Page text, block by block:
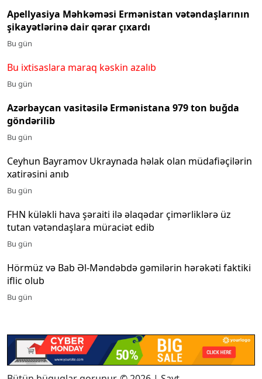
Apellyasiya Məhkəməsi Ermənistan vətəndaşlarının
şikayətlərinə dair qərar çıxardı
Bu gün
Bu ixtisaslara maraq kəskin azalıb
Bu gün
Azərbaycan vasitəsilə Ermənistana 979 ton buğda
göndərilib
Bu gün
Ceyhun Bayramov Ukraynada həlak olan müdafiəçilərin
xatirəsini anıb
Bu gün
FHN küləkli hava şəraiti ilə əlaqədar çimərliklərə üz
tutan vətəndaşlara müraciət edib
Bu gün
Hörmüz və Bab Əl-Məndəbdə gəmilərin hərəkəti faktiki
iflic olub
Bu gün